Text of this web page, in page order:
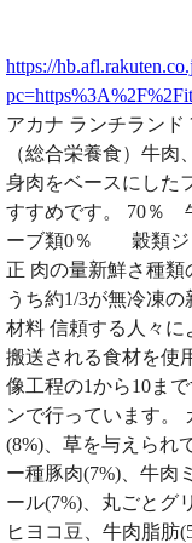
https://
アカナ ランチランド
（総合栄養食）牛
身肉をベースにした
すすめです。 70％
ーブ類0％ 穀類ジ
正 肉の量新鮮さ種
うち約1/3が無冷凍
材料 信頼する人々
搬送される食材を使
像工程の1から10ま
ンで行っています。
(8%)、草を与えられ
ー種豚肉(7%)、牛肉
ール(7%)、丸ごとグ
ヒヨコ豆、牛肉脂肪